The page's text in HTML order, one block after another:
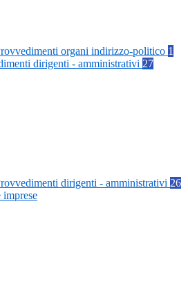
organi indirizzo-politico 1
dirigenti - amministrativi 27
dirigenti - amministrativi 26